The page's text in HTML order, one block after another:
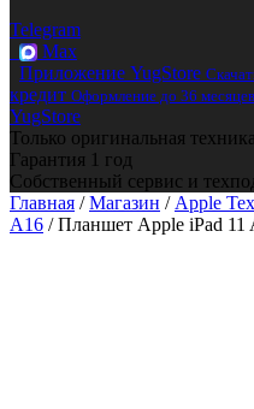
Telegram
Max
Приложение YugStore
кредит Оформление до 36
YugStore
Только оригинальная техника
Гарантия 1 год
Собственный сервис и
Главная /Магазин / Apple
A16 / Планшет Apple iPad 11